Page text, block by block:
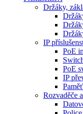
Držáky,
IP
PoE
PoE
IP
Rozvaděče